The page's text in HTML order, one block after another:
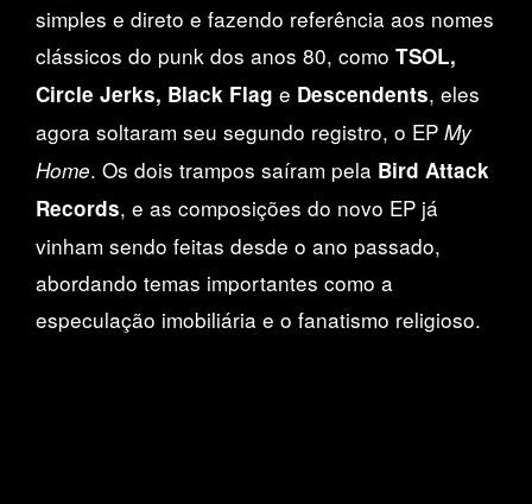
simples e direto e fazendo referência aos nomes
clássicos do punk dos anos 80, como TSOL,
Circle Jerks, Black Flag e Descendents, eles
agora soltaram seu segundo registro, o EP My
Home. Os dois trampos saíram pela Bird Attack
Records, e as composições do novo EP já
vinham sendo feitas desde o ano passado,
abordando temas importantes como a
especulação imobiliária e o fanatismo religioso.